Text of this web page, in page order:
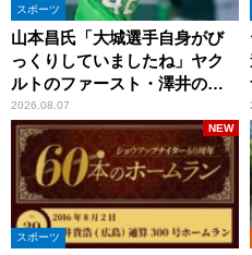
スポーツ
山本昌氏「大城選手自身がび
っくりしていましたね」ヤク
ルトのファースト・澤井の判
断を評価
2026.08.07
スポーツ
NEW